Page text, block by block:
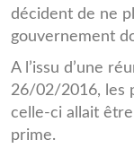
décident de ne
gouvernement
A l’issu d’une
26/02/2016, les
celle-ci allait
prime.